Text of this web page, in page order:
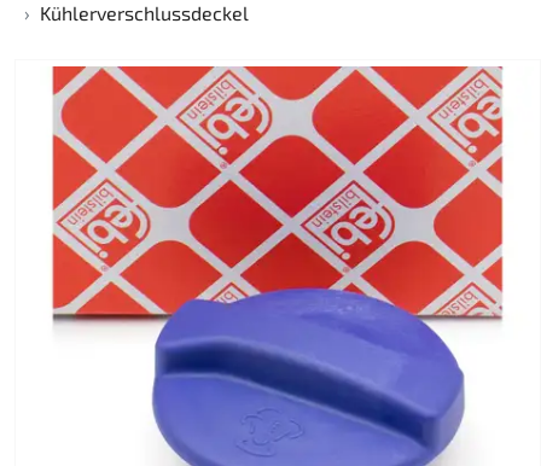
Kühlerverschlussdeckel